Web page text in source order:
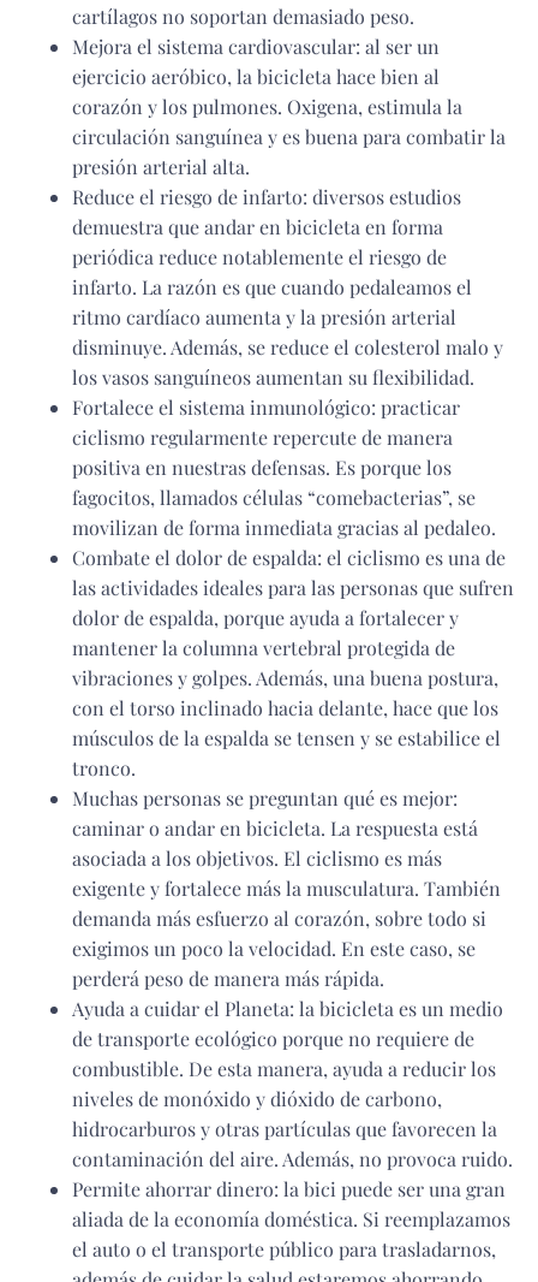
cartílagos no soportan demasiado peso.
Mejora el sistema cardiovascular: al ser un
ejercicio aeróbico, la bicicleta hace bien al
corazón y los pulmones. Oxigena, estimula la
circulación sanguínea y es buena para combatir la
presión arterial alta.
Reduce el riesgo de infarto: diversos estudios
demuestra que andar en bicicleta en forma
periódica reduce notablemente el riesgo de
infarto. La razón es que cuando pedaleamos el
ritmo cardíaco aumenta y la presión arterial
disminuye. Además, se reduce el colesterol malo y
los vasos sanguíneos aumentan su flexibilidad.
Fortalece el sistema inmunológico: practicar
ciclismo regularmente repercute de manera
positiva en nuestras defensas. Es porque los
fagocitos, llamados células “comebacterias”, se
movilizan de forma inmediata gracias al pedaleo.
Combate el dolor de espalda: el ciclismo es una de
las actividades ideales para las personas que sufren
dolor de espalda, porque ayuda a fortalecer y
mantener la columna vertebral protegida de
vibraciones y golpes. Además, una buena postura,
con el torso inclinado hacia delante, hace que los
músculos de la espalda se tensen y se estabilice el
tronco.
Muchas personas se preguntan qué es mejor:
caminar o andar en bicicleta. La respuesta está
asociada a los objetivos. El ciclismo es más
exigente y fortalece más la musculatura. También
demanda más esfuerzo al corazón, sobre todo si
exigimos un poco la velocidad. En este caso, se
perderá peso de manera más rápida.
Ayuda a cuidar el Planeta: la bicicleta es un medio
de transporte ecológico porque no requiere de
combustible. De esta manera, ayuda a reducir los
niveles de monóxido y dióxido de carbono,
hidrocarburos y otras partículas que favorecen la
contaminación del aire. Además, no provoca ruido.
Permite ahorrar dinero: la bici puede ser una gran
aliada de la economía doméstica. Si reemplazamos
el auto o el transporte público para trasladarnos,